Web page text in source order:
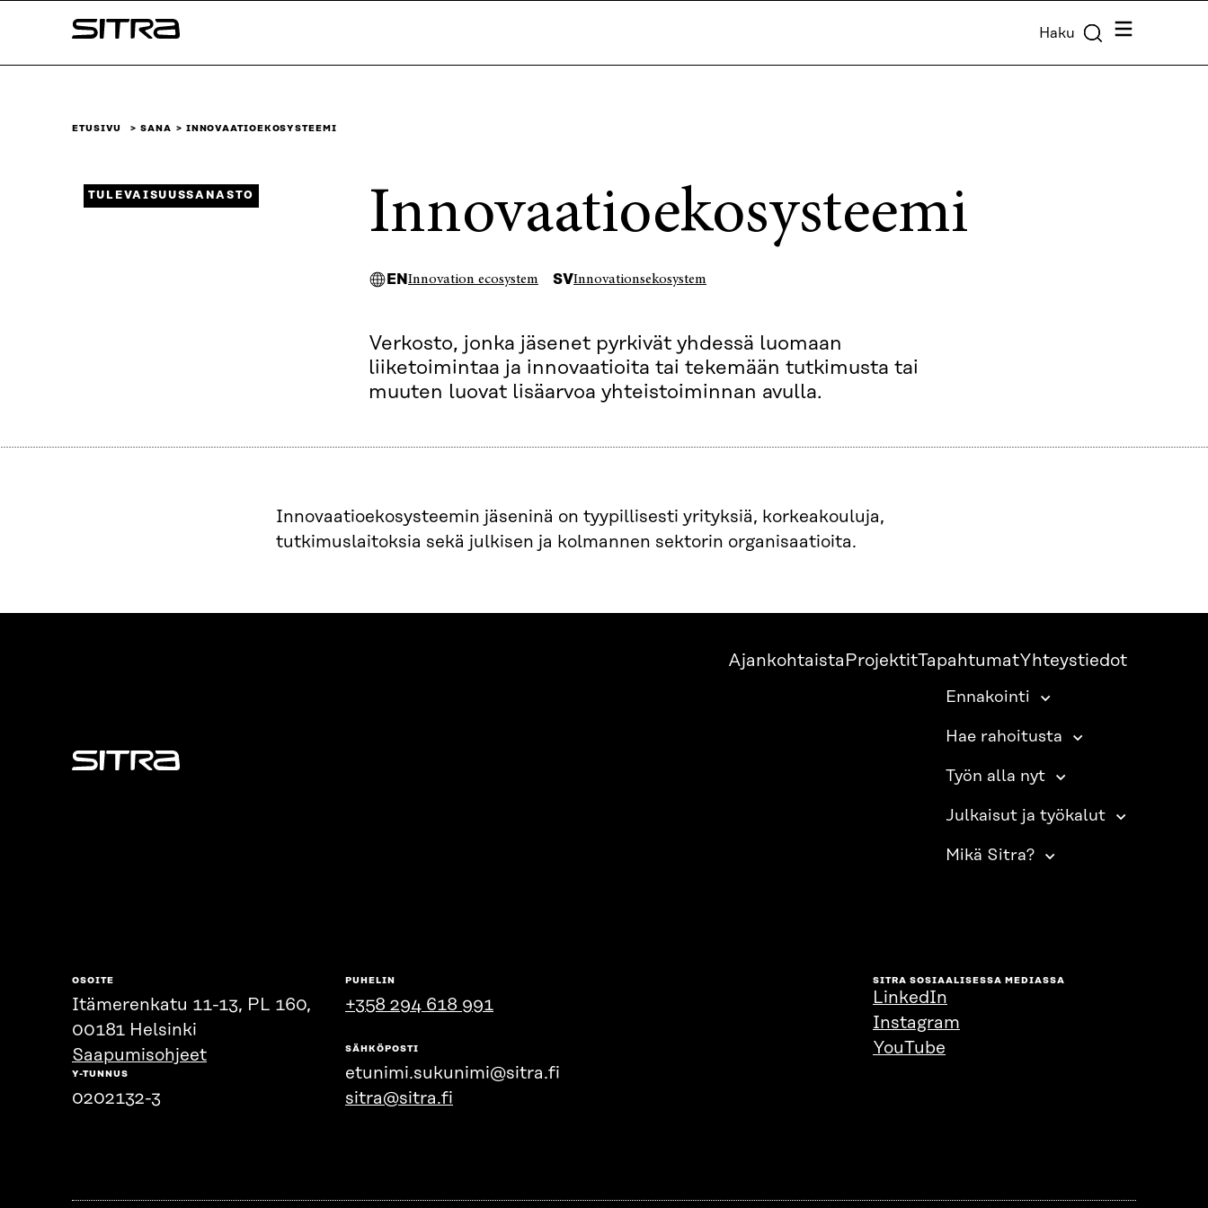
sisältöön
Sitra Haku Valikko
ETUSIVU SANA INNOVAATIOEKOSYSTEEMI
Innovaatioekosysteemi
EN Innovation ecosystem SVInnovationsekosystem
Verkosto, jonka jäsenet pyrkivät yhdessä luomaan
liiketoimintaa ja innovaatioita tai tekemään tutkimusta tai
muuten luovat lisäarvoa yhteistoiminnan avulla.
TULEVAISUUSSANASTO
Innovaatioekosysteemin jäseninä on tyypillisesti yrityksiä, korkeakouluja,
tutkimuslaitoksia sekä julkisen ja kolmannen sektorin organisaatioita.
Sitra
Ajankohtaista ProjektitTapahtumatYhteystiedot
Ennakointi
Hae rahoitusta
Työn alla nyt
Julkaisut ja työkalut
Mikä Sitra?
OSOITE
Itämerenkatu 11-13, PL 160,
00181 Helsinki
Saapumisohjeet
Y-TUNNUS
0202132-3
PUHELIN
+358 294 618 991
SÄHKÖPOSTI
etunimi.sukunimi@sitra.fi
sitra@sitra.fi
SITRA SOSIAALISESSA MEDIASSA
LinkedIn
Instagram
YouTube